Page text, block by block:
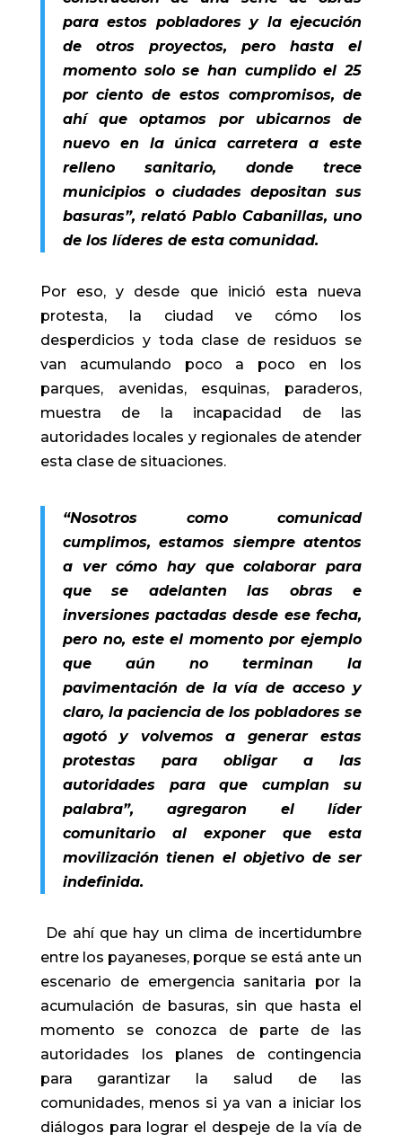
para estos pobladores y la ejecución
de otros proyectos, pero hasta el
momento solo se han cumplido el 25
por ciento de estos compromisos, de
ahí que optamos por ubicarnos de
nuevo en la única carretera a este
relleno sanitario, donde trece
municipios o ciudades depositan sus
basuras”, relató Pablo Cabanillas, uno
de los líderes de esta comunidad.
Por eso, y desde que inició esta nueva
protesta, la ciudad ve cómo los
desperdicios y toda clase de residuos se
van acumulando poco a poco en los
parques, avenidas, esquinas, paraderos,
muestra de la incapacidad de las
autoridades locales y regionales de atender
esta clase de situaciones.
“Nosotros como comunicad
cumplimos, estamos siempre atentos
a ver cómo hay que colaborar para
que se adelanten las obras e
inversiones pactadas desde ese fecha,
pero no, este el momento por ejemplo
que aún no terminan la
pavimentación de la vía de acceso y
claro, la paciencia de los pobladores se
agotó y volvemos a generar estas
protestas para obligar a las
autoridades para que cumplan su
palabra”, agregaron el líder
comunitario al exponer que esta
movilización tienen el objetivo de ser
indefinida.
De ahí que hay un clima de incertidumbre
entre los payaneses, porque se está ante un
escenario de emergencia sanitaria por la
acumulación de basuras, sin que hasta el
momento se conozca de parte de las
autoridades los planes de contingencia
para garantizar la salud de las
comunidades, menos si ya van a iniciar los
diálogos para lograr el despeje de la vía de